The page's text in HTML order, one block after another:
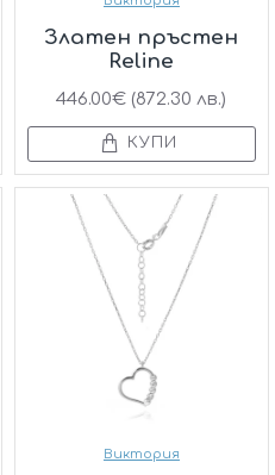
Златен пръстен
Reline
446.00€ (872.30 лв.)
КУПИ
Виктория